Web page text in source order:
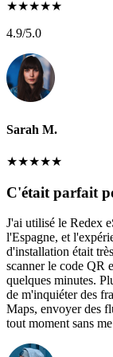
★★★★★
4.9/5.0
Sarah M.
★★★★★
C'était parfait
J'ai utilisé le Redex
l'Espagne, et
d'installation était
scanner le code QR
quelques minutes.
de m'inquiéter des
Maps, envoyer des
tout moment sans